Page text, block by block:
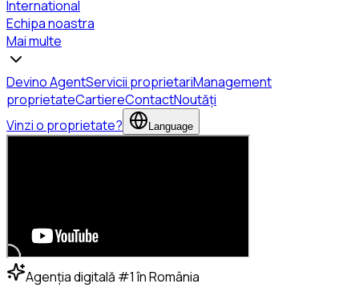
International
Echipa noastra
Mai multe
Devino AgentServicii proprietariManagement
proprietateCartiereContactNoutăți
Vinzi o proprietate?
Language
Agenția digitală #1 în România